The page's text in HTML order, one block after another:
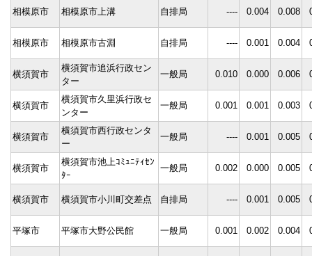
相模原市 相模原市上溝 自排局 ---- 0.004 0.008
相模原市 相模原市古淵 自排局 ---- 0.001 0.004
横須賀市
横須賀市追浜行政セン
ター
一般局 0.010 0.000 0.006
横須賀市
横須賀市久里浜行政セ
ンター
一般局 0.001 0.001 0.003
横須賀市
横須賀市西行政センタ
ー
一般局 ---- 0.001 0.005
横須賀市
横須賀市池上ｺﾐｭﾆﾃｨｾﾝ
ﾀｰ
一般局 0.002 0.000 0.005
横須賀市 横須賀市小川町交差点 自排局 ---- 0.001 0.005
平塚市 平塚市大野公民館 一般局 0.001 0.002 0.004